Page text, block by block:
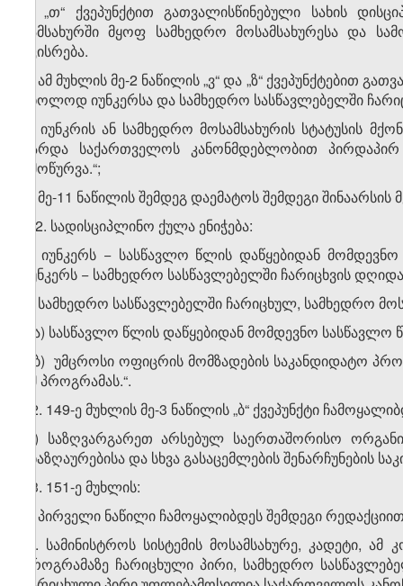
ბ) „თ“ ქვეპუნქტით გათვალისწინებული სახის
სამსახურში მყოფ სამხედრო მოსამსახურესა და
ეკისრება.
8. ამ მუხლის მე-2 ნაწილის „ვ“ და „ზ“ ქვეპუნქტებით
მხოლოდ იუნკერსა და სამხედრო სასწავლებელში
9. იუნკრის ან სამხედრო მოსამსახურის სტატუსის
გარდა საქართველოს კანონმდებლობით
ამოწურვა.“;
ბ) მე-11 ნაწილის შემდეგ დაემატოს შემდეგი
„12. სადისციპლინო ქულა ენიჭება:
ა) იუნკერს−სასწავლო წლის დაწყებიდან
იუნკერს − სამხედრო სასწავლებელში ჩარიცხვის
ბ) სამხედრო სასწავლებელში ჩარიცხულ, სამხედრო
ბ.ა) სასწავლო წლის დაწყებიდან მომდევნო
ბ.ბ) უმცროსი ოფიცრის მომზადების საკანდიდატო
ამ პროგრამას.“.
42. 149-ე მუხლის მე-3 ნაწილის „ბ“ ქვეპუნქტი
„ბ) საზღვარგარეთ არსებულ საერთაშორისო
ანაზღაურებისა და სხვა გასაცემლების შენარჩუნების
43. 151-ე მუხლის:
ა) პირველი ნაწილი ჩამოყალიბდეს შემდეგი
„1. სამინისტროს სისტემის მოსამსახურე, კადეტი,
პროგრამაზე ჩარიცხული პირი, სამხედრო